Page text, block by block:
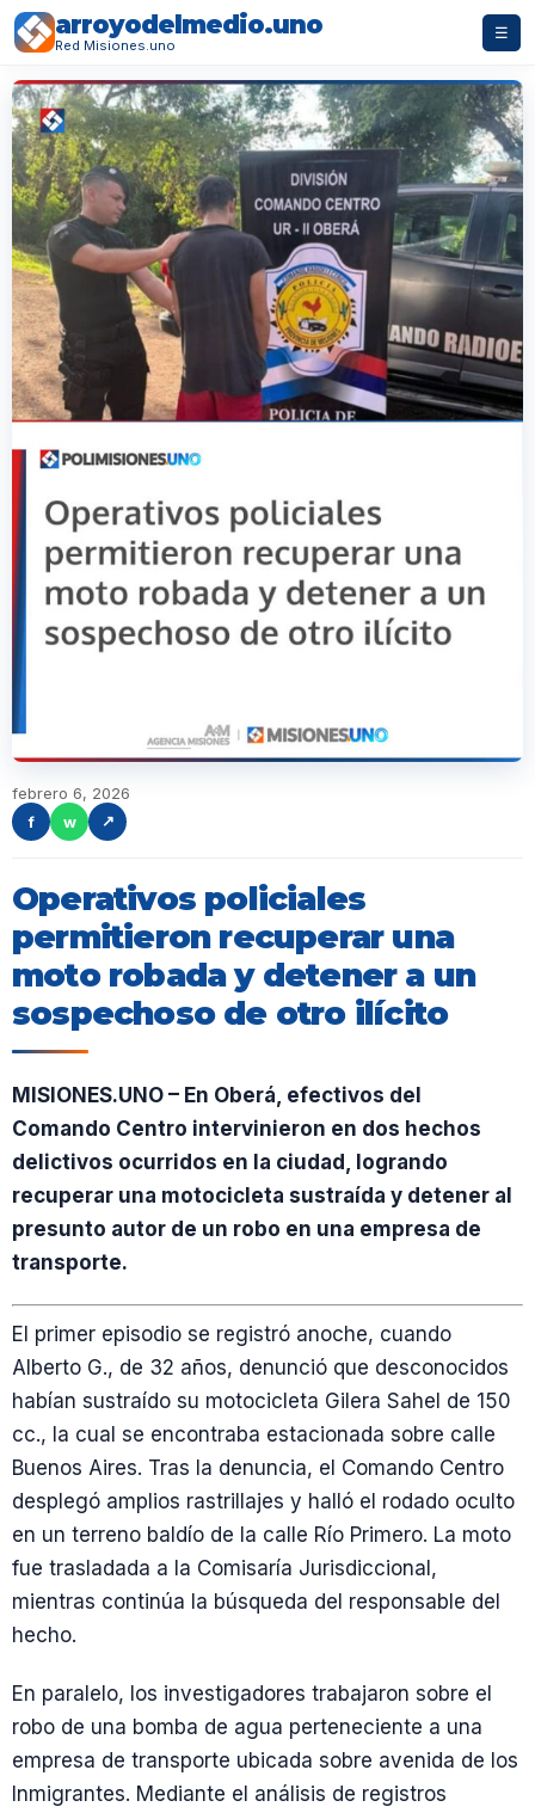
arroyodelmedio.uno
Red Misiones.uno
☰
febrero 6, 2026
f
w ↗
Operativos policiales
permitieron recuperar una
moto robada y detener a un
sospechoso de otro ilícito
MISIONES.UNO – En Oberá, efectivos del
Comando Centro intervinieron en dos hechos
delictivos ocurridos en la ciudad, logrando
recuperar una motocicleta sustraída y detener al
presunto autor de un robo en una empresa de
transporte.
El primer episodio se registró anoche, cuando
Alberto G., de 32 años, denunció que desconocidos
habían sustraído su motocicleta Gilera Sahel de 150
cc., la cual se encontraba estacionada sobre calle
Buenos Aires. Tras la denuncia, el Comando Centro
desplegó amplios rastrillajes y halló el rodado oculto
en un terreno baldío de la calle Río Primero. La moto
fue trasladada a la Comisaría Jurisdiccional,
mientras continúa la búsqueda del responsable del
hecho.
En paralelo, los investigadores trabajaron sobre el
robo de una bomba de agua perteneciente a una
empresa de transporte ubicada sobre avenida de los
Inmigrantes. Mediante el análisis de registros